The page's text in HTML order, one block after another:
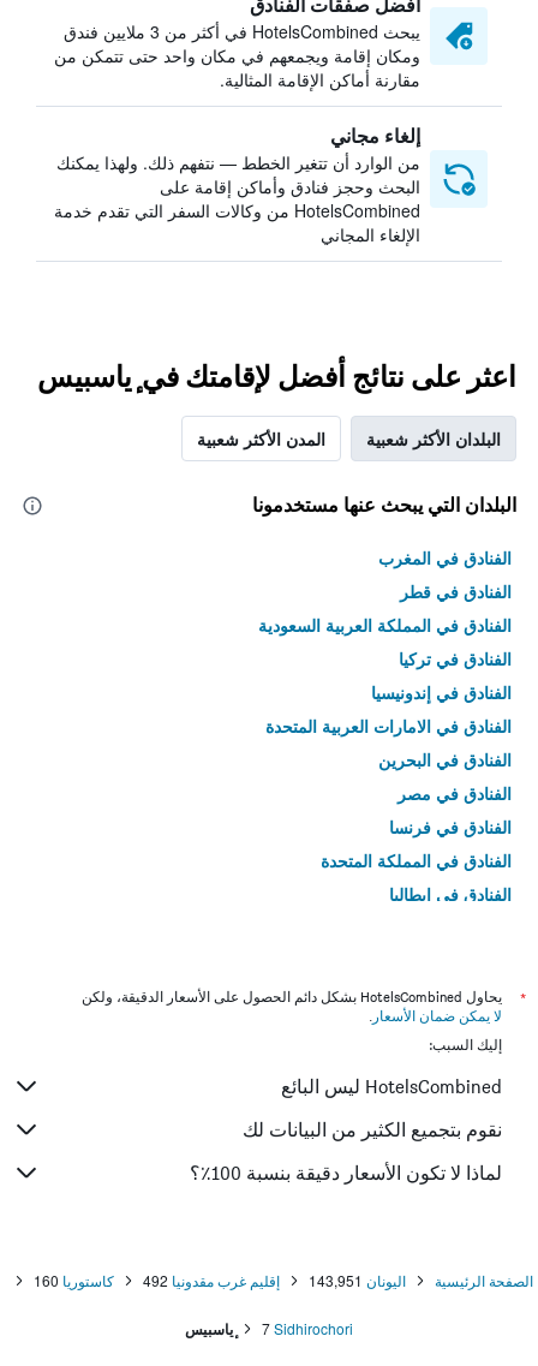
يبحث HotelsCombined في أكثر من 3 ملايين فندق
ومكان إقامة ويجمعهم في مكان واحد حتى تتمكن من
مقارنة أماكن الإقامة المثالية.
إلغاء مجاني
من الوارد أن تتغير الخطط — نتفهم ذلك. ولهذا يمكنك
البحث وحجز فنادق وأماكن إقامة على
HotelsCombined من وكالات السفر التي تقدم خدمة
الإلغاء المجاني
اعثر على نتائج أفضل لإقامتك في ٕياسبيس
البلدان الأكثر شعبية المدن الأكثر شعبية
البلدان التي يبحث عنها مستخدمونا
الفنادق في المغرب
الفنادق في قطر
الفنادق في المملكة العربية السعودية
الفنادق في تركيا
الفنادق في إندونيسيا
الفنادق في الامارات العربية المتحدة
الفنادق في البحرين
الفنادق في مصر
الفنادق في فرنسا
الفنادق في المملكة المتحدة
الفنادق في إيطاليا
*
يحاول HotelsCombined بشكل دائم الحصول على الأسعار الدقيقة، ولكن
لا يمكن ضمان الأسعار .
إليك السبب:
HotelsCombined ليس البائع
نقوم بتجميع الكثير من البيانات لك
لماذا لا تكون الأسعار دقيقة بنسبة 100٪؟
الصفحة الرئيسية اليونان 143,951 إقليم غرب مقدونيا 492 كاستوريا 160
Sidhirochori
7 ٕياسبيس